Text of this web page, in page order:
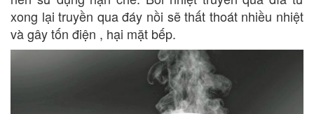
xong lại truyền qua đáy nồi sẽ thất thoát nhiều nhiệt
và gây tốn điện , hại mặt bếp.